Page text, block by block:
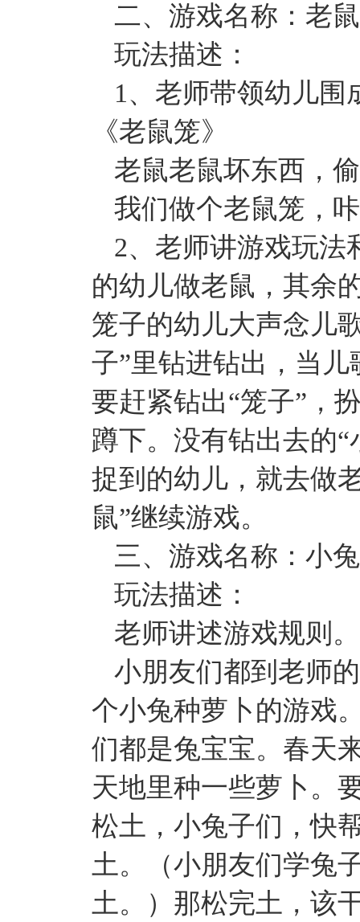
二、游戏名称：老
玩法描述：
1、老师带领幼儿围
《老鼠笼》
老鼠老鼠坏东西，
我们做个老鼠笼，
2、老师讲游戏玩法
的幼儿做老鼠，其余
笼子的幼儿大声念儿
子”里钻进钻出，当儿
要赶紧钻出“笼子”，
蹲下。没有钻出去的
捉到的幼儿，就去做
鼠”继续游戏。
三、游戏名称：小
玩法描述：
老师讲述游戏规则。
小朋友们都到老师
个小兔种萝卜的游戏
们都是兔宝宝。春天
天地里种一些萝卜。
松土，小兔子们，快
土。（小朋友们学兔
土。）那松完土，该